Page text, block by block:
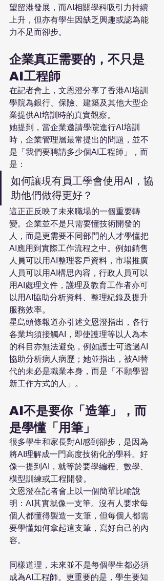
望留港發展，而AI相關學科吸引力持續
上升，但亦有學生因缺乏興趣或認為能
力不足而卻步。
企業真正需要的，不只是
AI工程師
在記者會上，文恩澄分享了香港AI培訓
學院為銀行、保險、建築及其他大型企
業提供AI培訓時的真實觀察。
她提到，當企業邀請學院進行AI培訓
時，企業管理層最常提出的問題，並不
是「我們要聘請多少個AI工程師」，而
是：
如何讓現有員工學會使用AI，協
助他們做得更好？
這正正反映了未來職場的一個重要轉
變。企業並不是只需要懂技術開發的
人，而是更需要不同部門的人才學懂把
AI應用到實際工作流程之中。例如銷售
人員可以用AI整理客戶資料，市場推廣
人員可以用AI構思內容，行政人員可以
用AI處理文件，護理及教育工作者亦可
以用AI協助分析資料、整理紀錄及提升
服務效率。
星島頭條報道亦引述文恩澄指出，各行
各業均須接觸AI，即使護理等以人為本
的科目亦無法避免，例如護士可透過AI
協助分析病人病歷；她並指出，被AI替
代的未必是職業本身，而是「不願學習
新工作方式的人」。
AI不是要你「造筆」，而
是學懂「用筆」
很多學生和家長對AI感到卻步，是因為
將AI理解成一門高度技術化的學科。好
像一提到AI，就等於要學編程、數學、
模型訓練或工程開發。
文恩澄在記者會上以一個簡單比喻說
明：AI其實就像一支筆。沒有人要求每
個人都懂得製造一支筆，但每個人都需
要學懂如何拿起這支筆，寫好自己的內
容。
同樣道理，未來並不是每個學生都必須
成為AI工程師。更重要的是，學生要知